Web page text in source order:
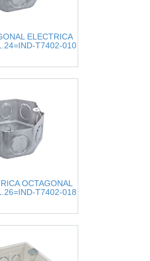
ELECTRICA
T7402-010
OCTAGONAL
T7402-018